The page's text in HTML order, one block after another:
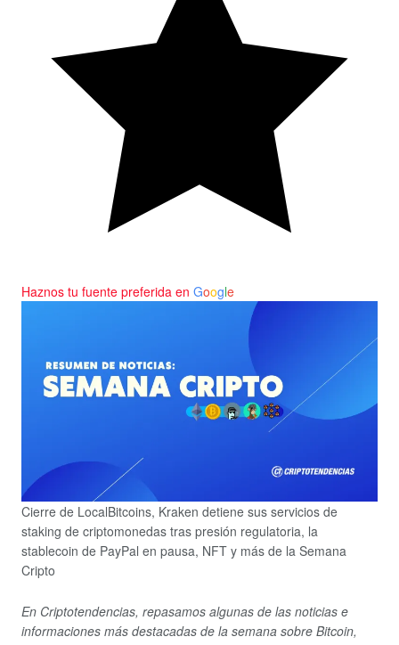
Haznos tu fuente preferida en Google
Cierre de LocalBitcoins, Kraken detiene sus servicios de
staking de criptomonedas tras presión regulatoria, la
stablecoin de PayPal en pausa, NFT y más de la Semana
Cripto
En Criptotendencias, repasamos algunas de las noticias e
informaciones más destacadas de la semana sobre Bitcoin,